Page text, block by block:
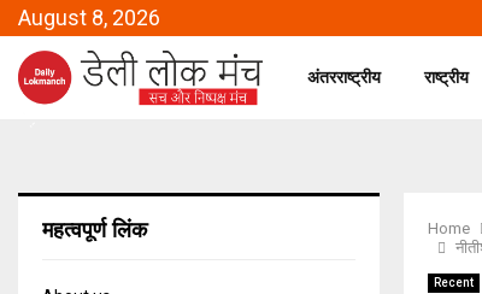
August 8, 2026
अंतरराष्ट्रीय राष्ट्रीय
Home
Recent
महत्वपूर्ण लिंक